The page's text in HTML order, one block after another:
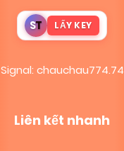
ST LẤY KEY
Signal: chauchau774.74
Liên kết nhanh